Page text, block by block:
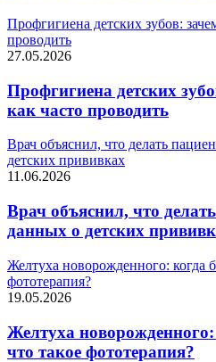
Профгигиена детских зубов:
проводить
27.05.2026
Профгигиена детских
как часто проводить
Врач объяснил, что делать
детских прививках
11.06.2026
Врач объяснил, что
данных о детских
Желтуха новорожденного: когда
фототерапия?
19.05.2026
Желтуха новорожденного:
что такое фототерапия?